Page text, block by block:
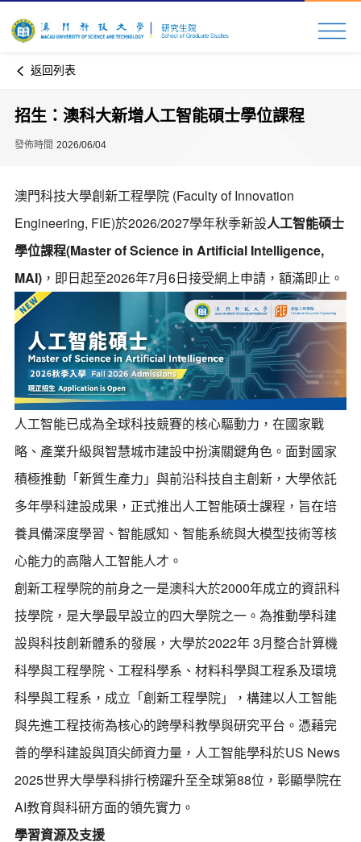
返回列表
招生：澳科大新增人工智能碩士學位課程
發佈時間 2026/06/04
澳門科技大學創新工程學院 (Faculty of Innovation
Engineering, FIE)於2026/2027學年秋季新設人工智能碩士
學位課程(Master of Science in Artificial Intelligence,
MAI)，即日起至2026年7月6日接受網上申請，額滿即止。
人工智能已成為全球科技競賽的核心驅動力，在國家戰
略、產業升級與智慧城市建設中扮演關鍵角色。面對國家
積極推動「新質生產力」與前沿科技自主創新，大學依託
多年學科建設成果，正式推出人工智能碩士課程，旨在培
養具備深度學習、智能感知、智能系統與大模型技術等核
心能力的高階人工智能人才。
創新工程學院的前身之一是澳科大於2000年成立的資訊科
技學院，是大學最早設立的四大學院之一。為推動學科建
設與科技創新體系的發展，大學於2022年 3月整合計算機
科學與工程學院、工程科學系、材料科學與工程系及環境
科學與工程系，成立「創新工程學院」，構建以人工智能
與先進工程技術為核心的跨學科教學與研究平台。憑藉完
善的學科建設與頂尖師資力量，人工智能學科於US News
2025世界大學學科排行榜躍升至全球第88位，彰顯學院在
AI教育與科研方面的領先實力。
學習資源及支援